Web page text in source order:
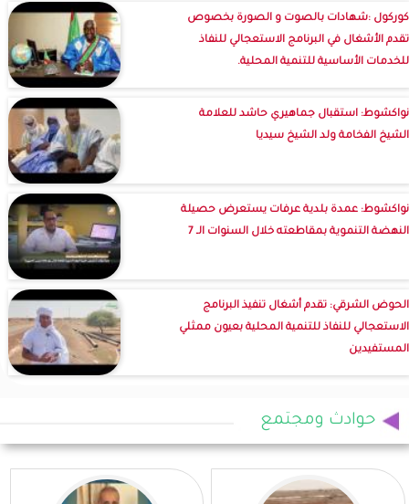
كوركول :شهادات بالصوت و الصورة بخصوص
تقدم الأشغال في البرنامج الاستعجالي للنفاذ
للخدمات الأساسية للتنمية المحلية.
نواكشوط: استقبال جماهيري حاشد للعلامة
الشيخ الفخامة ولد الشيخ سيديا
نواكشوط: عمدة بلدية عرفات يستعرض حصيلة
النهضة التنموية بمقاطعته خلال السنوات الـ 7
الحوض الشرقي: تقدم أشغال تنفيذ البرنامج
الاستعجالي للنفاذ للتنمية المحلية بعيون ممثلي
المستفيدين
حوادث ومجتمع